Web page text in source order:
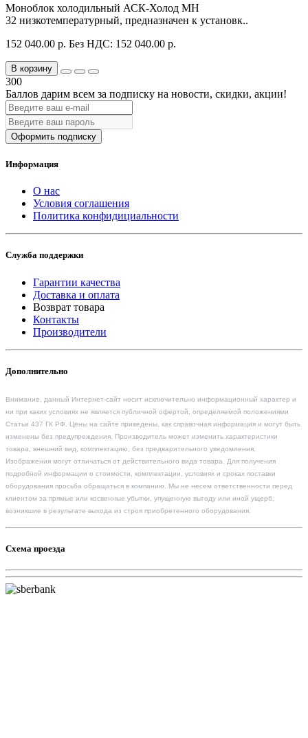
Моноблок холодильный АСК-Холод MH
32 низкотемпературный, предназначен к установк..
152 040.00 р. Без НДС: 152 040.00 р.
В корзину
300
Баллов дарим всем за подписку на новости, скидки, акции!
Оформить подписку
Информация
О нас
Условия соглашения
Политика конфидициальности
Служба поддержки
Гарантии качества
Доставка и оплата
Возврат товара
Контакты
Производители
Дополнительно
Внимание, данный Интернет-сайт носит исключительно информационный характер и
ни при каких условиях не является публичной офертой, определяемой положениями
Статьи 437 ГК РФ. Цены на сайте приведены, как справочная информация и могут быть
изменены без предупреждения. Производитель может изменить характеристики
товара, внешний вид, комплектацию, без предварительного уведомления.
Изображения могут отличаться от действительного вида товара. Для получения
подробной информации о стоимости, комплектации, условиях и сроках поставки
оборудования просьба обращаться в компанию. Мы не несем ответственности перед
клиентом за прямые или косвенные убытки, упущенную выгоду или иной ущерб,
возникшие в результате выхода из строя приобретенного оборудования.
Схема проезда